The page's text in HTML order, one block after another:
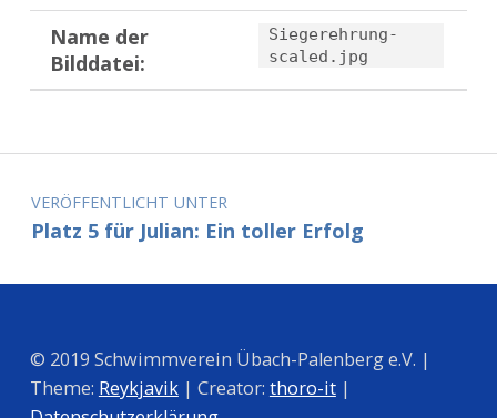
Name der
Bilddatei:
Siegerehrung-
scaled.jpg
Zurück zur Hauptnavigation springen
Beitragsnavigation
VERÖFFENTLICHT UNTER
Platz 5 für Julian: Ein toller Erfolg
© 2019 Schwimmverein Übach-Palenberg e.V. |
Theme: Reykjavik| Creator: thoro-it|